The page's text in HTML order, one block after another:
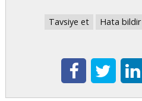
Tavsiye et Hata bildir